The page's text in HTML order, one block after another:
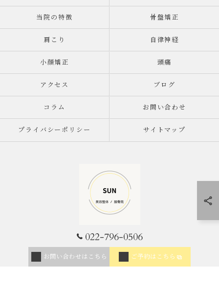
022-796-0506
お問い合わせはこちら ご予約はこちら
当院の特徴 骨盤矯正
肩こり 自律神経
小顔矯正 頭痛
アクセス ブログ
コラム お問い合わせ
プライバシーポリシー サイトマップ
© 2026 宮城県仙台市の整体なら美容整体/接骨院SUN ALL RIGHTS RESERVED.